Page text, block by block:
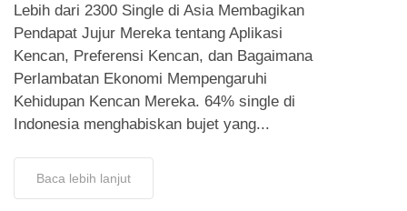
Lebih dari 2300 Single di Asia Membagikan
Pendapat Jujur Mereka tentang Aplikasi
Kencan, Preferensi Kencan, dan Bagaimana
Perlambatan Ekonomi Mempengaruhi
Kehidupan Kencan Mereka. 64% single di
Indonesia menghabiskan bujet yang...
Baca lebih lanjut